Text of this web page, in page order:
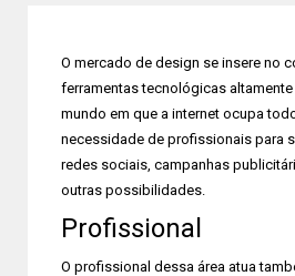
O mercado de design se insere no
ferramentas tecnológicas
mundo em que a internet ocupa
necessidade de profissionais para
redes sociais, campanhas
outras possibilidades.
Profissional
O profissional dessa área atua